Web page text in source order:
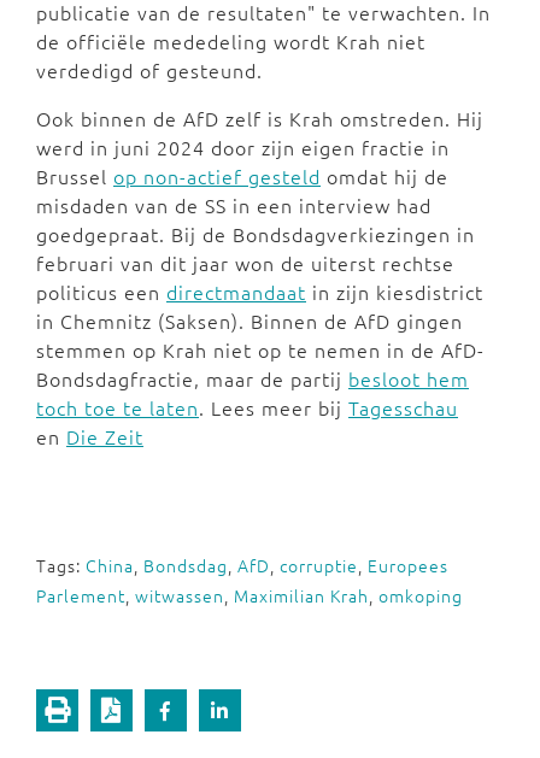
publicatie van de resultaten" te verwachten. In
de officiële mededeling wordt Krah niet
verdedigd of gesteund.
Ook binnen de AfD zelf is Krah omstreden. Hij
werd in juni 2024 door zijn eigen fractie in
Brussel op non-actief gesteld omdat hij de
misdaden van de SS in een interview had
goedgepraat. Bij de Bondsdagverkiezingen in
februari van dit jaar won de uiterst rechtse
politicus een directmandaat in zijn kiesdistrict
in Chemnitz (Saksen). Binnen de AfD gingen
stemmen op Krah niet op te nemen in de AfD-
Bondsdagfractie, maar de partij besloot hem
toch toe te laten. Lees meer bij Tagesschau
en Die Zeit
Tags: China, Bondsdag, AfD, corruptie, Europees
Parlement, witwassen, Maximilian Krah, omkoping